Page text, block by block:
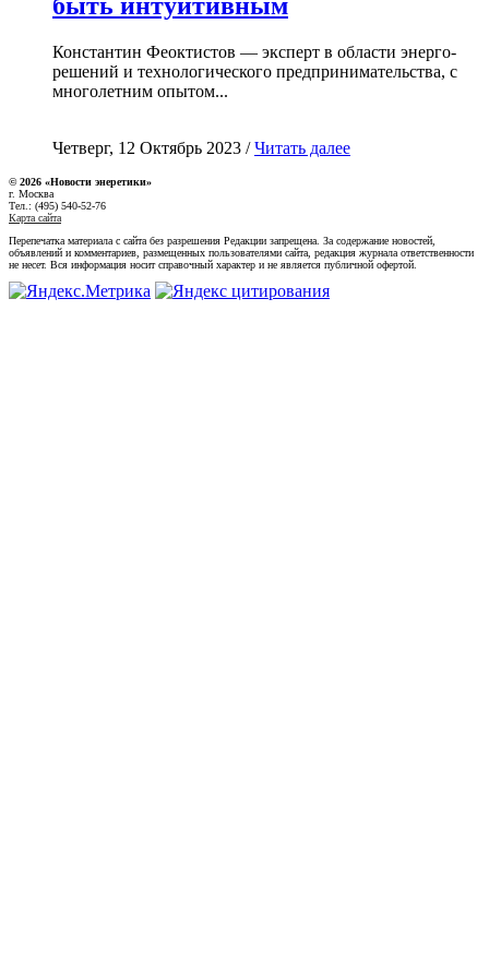
быть интуитивным
Константин Феоктистов — эксперт в области энерго-
решений и технологического предпринимательства, с
многолетним опытом...
Четверг, 12 Октябрь 2023 /Читать далее
© 2026 «Новости энеретики»
г. Москва
Тел.: (495) 540-52-76
Карта сайта
Перепечатка материала с сайта без разрешения Редакции запрещена. За содержание новостей,
объявлений и комментариев, размещенных пользователями сайта, редакция журнала ответственности
не несет. Вся информация носит справочный характер и не является публичной офертой.